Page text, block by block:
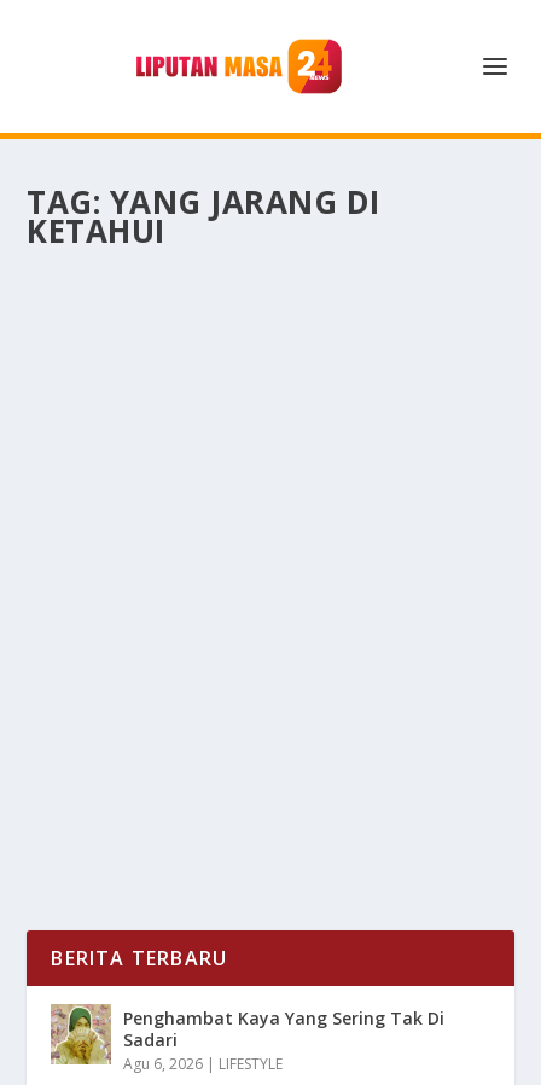
TAG: YANG JARANG DI
KETAHUI
BERITA TERBARU
Penghambat Kaya Yang Sering Tak Di
Sadari
Agu 6, 2026 | LIFESTYLE